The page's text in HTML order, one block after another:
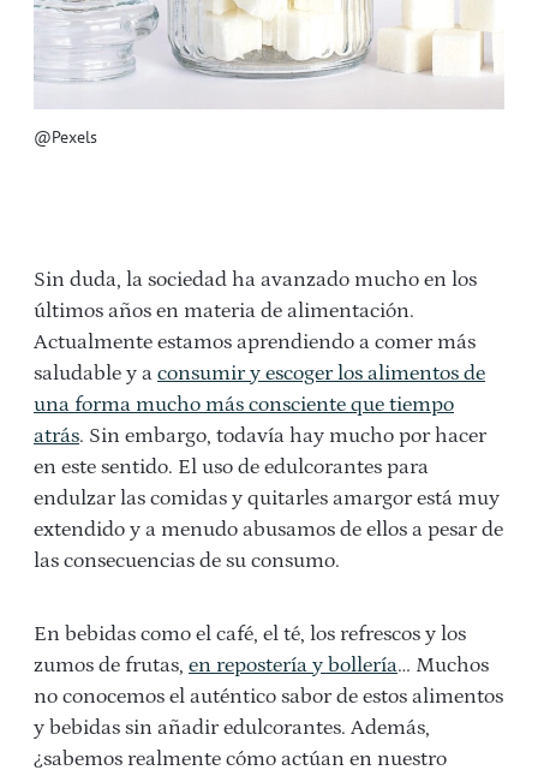
@Pexels
Sin duda, la sociedad ha avanzado mucho en los
últimos años en materia de alimentación.
Actualmente estamos aprendiendo a comer más
saludable y a consumir y escoger los alimentos de
una forma mucho más consciente que tiempo
atrás. Sin embargo, todavía hay mucho por hacer
en este sentido. El uso de edulcorantes para
endulzar las comidas y quitarles amargor está muy
extendido y a menudo abusamos de ellos a pesar de
las consecuencias de su consumo.
En bebidas como el café, el té, los refrescos y los
zumos de frutas, en repostería y bollería… Muchos
no conocemos el auténtico sabor de estos alimentos
y bebidas sin añadir edulcorantes. Además,
¿sabemos realmente cómo actúan en nuestro